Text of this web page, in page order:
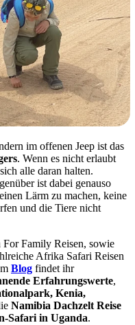
im offenen Jeep ist das
. Wenn es nicht erlaubt
alle daran halten.
ist dabei genauso
Lärm zu machen, keine
und die Tiere nicht
Family Reisen, sowie
Afrika Safari Reisen
Blog findet ihr
Erfahrungswerte,
Kenia,
Namibia Dachzelt Reise
Safari in Uganda.